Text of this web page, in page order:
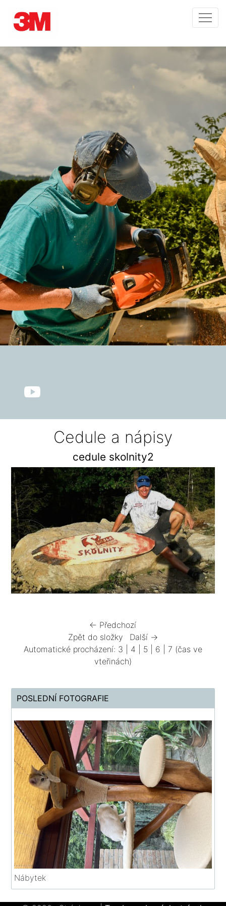
Cedule a nápisy
cedule skolnity2
← Předchozí
Zpět do složky
Další →
Automatické procházení: 3 4 5 6 7 (čas ve
vteřinách)
POSLEDNÍ FOTOGRAFIE
Nábytek